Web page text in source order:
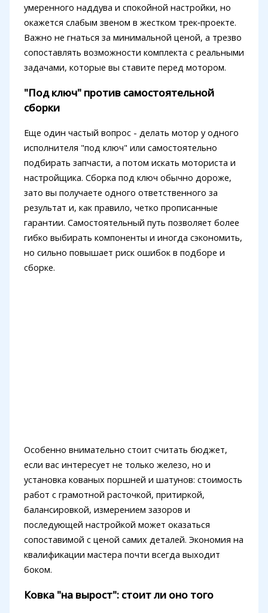
умеренного наддува и спокойной настройки, но
окажется слабым звеном в жестком трек‑проекте.
Важно не гнаться за минимальной ценой, а трезво
сопоставлять возможности комплекта с реальными
задачами, которые вы ставите перед мотором.
"Под ключ" против самостоятельной
сборки
Еще один частый вопрос - делать мотор у одного
исполнителя "под ключ" или самостоятельно
подбирать запчасти, а потом искать моториста и
настройщика. Сборка под ключ обычно дороже,
зато вы получаете одного ответственного за
результат и, как правило, четко прописанные
гарантии. Самостоятельный путь позволяет более
гибко выбирать компоненты и иногда сэкономить,
но сильно повышает риск ошибок в подборе и
сборке.
Особенно внимательно стоит считать бюджет,
если вас интересует не только железо, но и
установка кованых поршней и шатунов: стоимость
работ с грамотной расточкой, притиркой,
балансировкой, измерением зазоров и
последующей настройкой может оказаться
сопоставимой с ценой самих деталей. Экономия на
квалификации мастера почти всегда выходит
боком.
Ковка "на вырост": стоит ли оно того